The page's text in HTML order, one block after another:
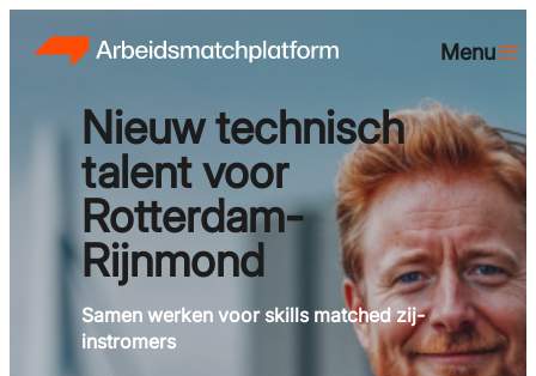
Nieuw technisch
talent voor
Rotterdam-
Rijnmond
Samen werken voor skills matched zij-
instromers